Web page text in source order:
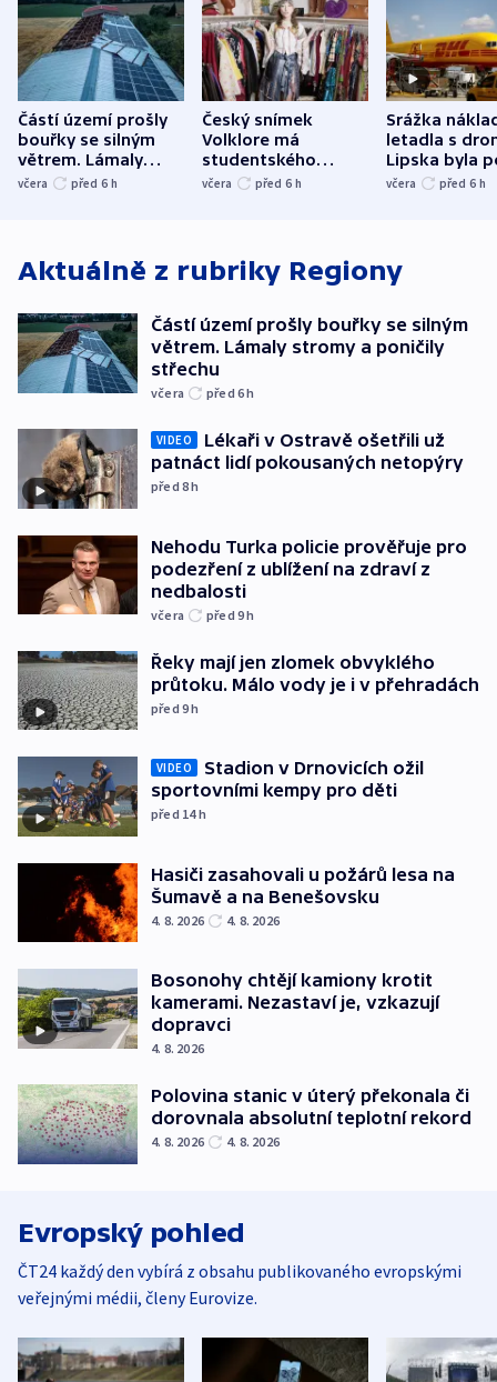
Částí území prošly
bouřky se silným
větrem. Lámaly
stromy a poničily
včera před 6 h
Český snímek
Volklore má
studentského
Oscara, zabojuje o
včera před 6 h
Srážka
letadla s
Lipska byla
německého
včera před 6 h
Aktuálně z rubriky Regiony
Částí území prošly bouřky se silným
větrem. Lámaly stromy a poničily
střechu
včera před 6h
VIDEO
Lékaři v Ostravě ošetřili už
patnáct lidí pokousaných netopýry
před 8h
Nehodu Turka policie prověřuje pro
podezření z ublížení na zdraví z
nedbalosti
včera před 9h
Řeky mají jen zlomek obvyklého
průtoku. Málo vody je i v přehradách
před 9h
VIDEO
Stadion v Drnovicích ožil
sportovními kempy pro děti
před 14h
Hasiči zasahovali u požárů lesa na
Šumavě a na Benešovsku
4. 8. 2026 4. 8. 2026
Bosonohy chtějí kamiony krotit
kamerami. Nezastaví je, vzkazují
dopravci
4. 8. 2026
Polovina stanic v úterý překonala či
dorovnala absolutní teplotní rekord
4. 8. 2026 4. 8. 2026
Evropský pohled
ČT24 každý den vybírá z obsahu publikovaného evropskými
veřejnými médii, členy Eurovize.